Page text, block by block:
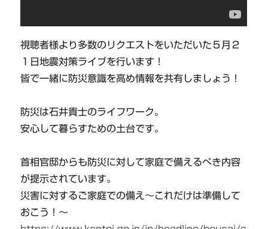
視聴者様より多数のリクエストをいただいた５月２
１日地震対策ライブを行います！
皆で一緒に防災意識を高め情報を共有しましょう！
防災は石井貴士のライフワーク。
安心して暮らすための土台です。
首相官邸からも防災に対して家庭で備えるべき内容
が提示されています。
災害に対するご家庭での備え～これだけは準備して
おこう！～